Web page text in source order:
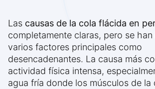
Las causas de la cola flácida en
completamente claras, pero se
varios factores principales como
desencadenantes. La causa más
actividad física intensa,
agua fría donde los músculos de la